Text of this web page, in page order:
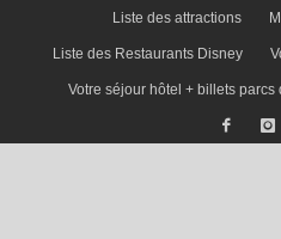
Liste des attractions
Liste des Restaurants Disney
Votre séjour hôtel + billets parcs